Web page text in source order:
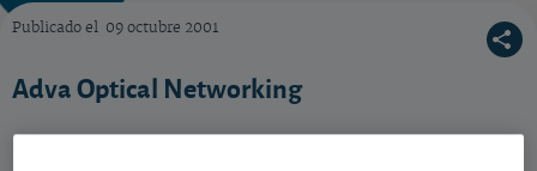
Publicado el 09 octubre 2001
Adva Optical Networking